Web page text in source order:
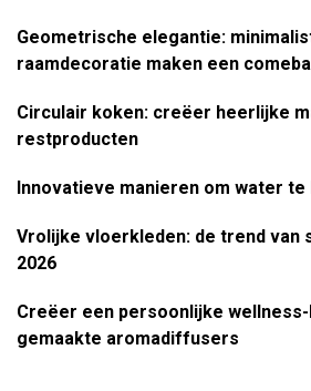
Geometrische elegantie:
raamdecoratie maken een
Circulair koken: creëer heerlijke
restproducten
Innovatieve manieren om water te
Vrolijke vloerkleden: de trend van
2026
Creëer een persoonlijke
gemaakte aromadiffusers